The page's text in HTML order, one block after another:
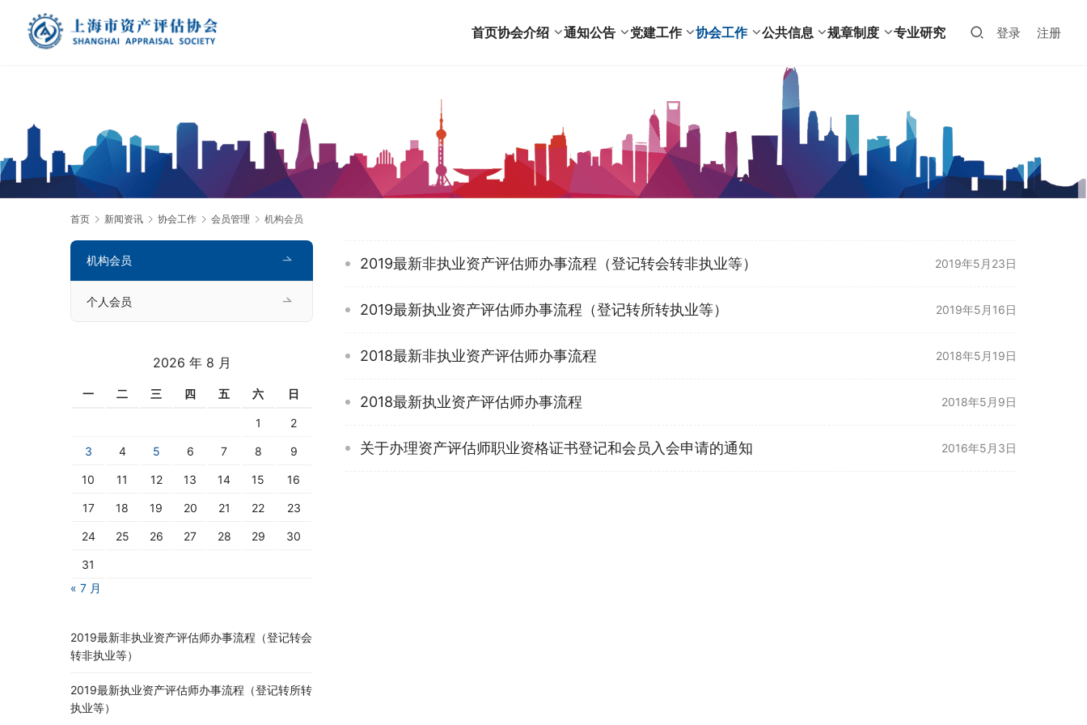
首页协会介绍 通知公告 党建工作 协会工作 公共信息 规章制度 专业研究 登录 注册
首页 新闻资讯 协会工作 会员管理 机构会员
2019最新非执业资产评估师办事流程（登记转会转非执业等） 2019年5月23日
2019最新执业资产评估师办事流程（登记转所转执业等） 2019年5月16日
2018最新非执业资产评估师办事流程 2018年5月19日
2018最新执业资产评估师办事流程 2018年5月9日
关于办理资产评估师职业资格证书登记和会员入会申请的通知 2016年5月3日
机构会员
个人会员
2026 年 8 月
一 二 三 四 五 六 日
1 2
3 4 5 6 7 8 9
10 11 12 13 14 15 16
17 18 19 20 21 22 23
24 25 26 27 28 29 30
31
« 7 月
2019最新非执业资产评估师办事流程（登记转会
转非执业等）
2019最新执业资产评估师办事流程（登记转所转
执业等）